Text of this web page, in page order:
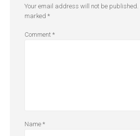
Your email address will not be published.
marked *
Comment *
Name *